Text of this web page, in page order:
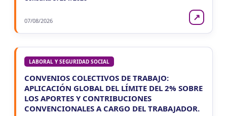
07/08/2026 ↗
LABORAL Y SEGURIDAD SOCIAL
CONVENIOS COLECTIVOS DE TRABAJO:
APLICACIÓN GLOBAL DEL LÍMITE DEL 2% SOBRE
LOS APORTES Y CONTRIBUCIONES
CONVENCIONALES A CARGO DEL TRABAJADOR.